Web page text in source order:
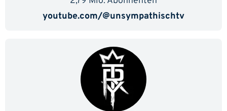
youtube.com/@unsympathischtv